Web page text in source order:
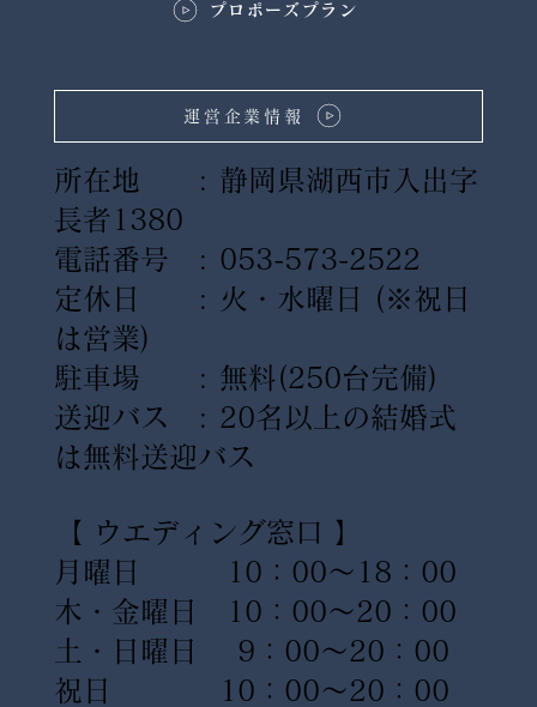
所在地 : 静岡県湖西市入出字
長者1380
電話番号 : 053-573-2522
定休日 : 火・水曜日
(※祝日
は営業)
駐車場 : 無料(250台完備)
送迎バス : 20名以上の結婚式
は無料送迎バス
【 ウエディング窓口 】
月曜日 10：00〜18：00
木・金曜日 10：00〜20：00
土・日曜日 9：00〜20：00
祝日 10：00〜20：00
運営企業情報
プロポーズプラン